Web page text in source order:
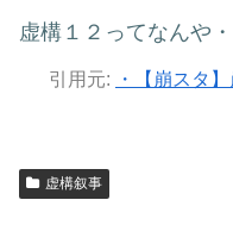
虚構１２ってなんや
引用元:
・【崩スタ
虚構叙事